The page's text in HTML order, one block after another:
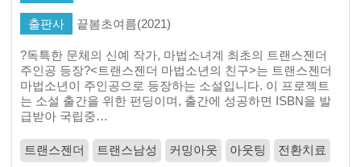
출판사 끝봄초여름(2021)
?독특한 문체의 신예 작가, 마법소녀계 최초의 트랜스젠더
주인공 등장?<트랜스젠더 마법소년의 친구>는 트랜스젠더
마법소년이 주인공으로 등장하는 소설입니다. 이 프로젝트
는 소설 출간을 위한 펀딩이며, 출간에 성공하면 ISBN을 발
급받아 국립중…
트랜스젠더 트랜스남성 커밍아웃 아웃팅 전환치료